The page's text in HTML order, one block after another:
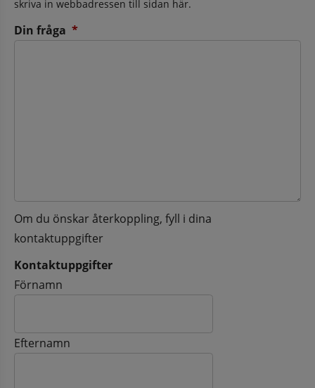
skriva in webbadressen till sidan här.
Din fråga *
Om du önskar återkoppling, fyll i dina
kontaktuppgifter
Kontaktuppgifter
Kontaktuppgifter
Förnamn
Efternamn